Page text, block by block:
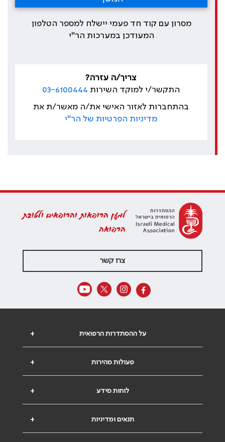
מסרון עם קוד חד פעמי יישלח למספר הטלפון
המעודכן במערכות הר"י
צריך/ה עזרה?
התקשר/י למוקד השירות 03-6100444
בהתחברות לאזור האישי את/ה מאשר/ת את
מדיניות הפרטיות של הר"י
למען הרופאות והרופאים ולטובת
הרפואה
צרו קשר
+ על ההסתדרות הרפואית
+ פעולות מהירות
+ לוחות מידע
+ תנאים ומדיניות